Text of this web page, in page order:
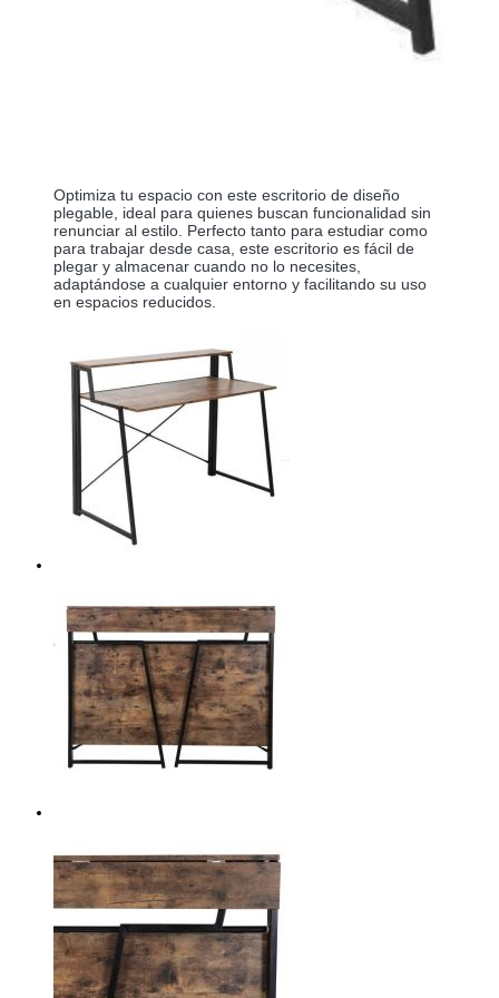
Optimiza tu espacio con este escritorio de diseño
plegable, ideal para quienes buscan funcionalidad sin
renunciar al estilo. Perfecto tanto para estudiar como
para trabajar desde casa, este escritorio es fácil de
plegar y almacenar cuando no lo necesites,
adaptándose a cualquier entorno y facilitando su uso
en espacios reducidos.